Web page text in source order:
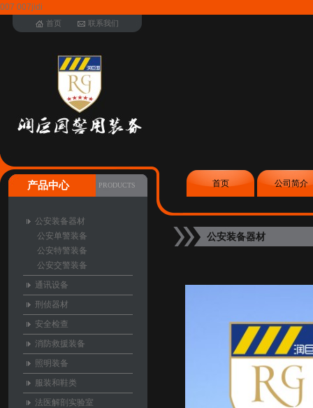
007 007jidi
首页 联系我们
首页 公司简介
公安装备器材
PRODUCTS
产品中心
公安装备器材
公安单警装备
公安特警装备
公安交警装备
通讯设备
刑侦器材
安全检查
消防救援装备
照明装备
服装和鞋类
法医解剖实验室